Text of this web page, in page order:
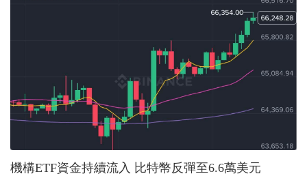
機構ETF資金持續流入 比特幣反彈至6.6萬美元